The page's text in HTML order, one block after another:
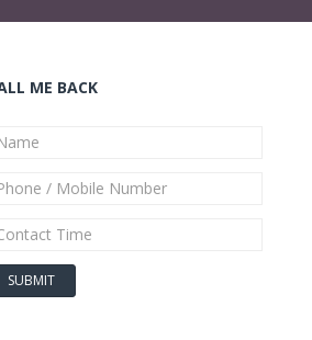
ME BACK